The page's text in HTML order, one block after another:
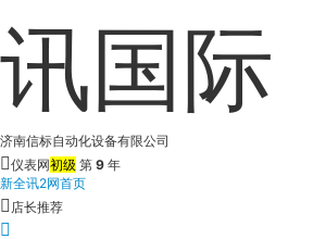
讯国际
济南信标自动化设备有限公司
仪表网初级 第 9 年
新全讯2网首页
店长推荐